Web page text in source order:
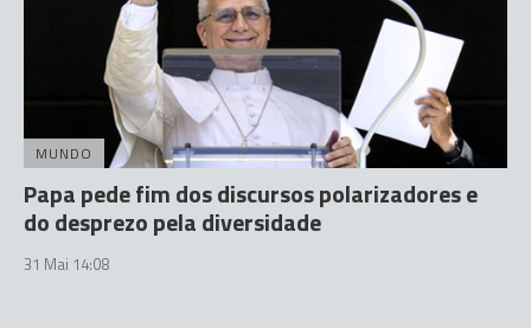
MUNDO
Papa pede fim dos discursos polarizadores e
do desprezo pela diversidade
31 Mai 14:08